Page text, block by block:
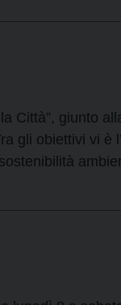
Città”, giunto
gli obiettivi vi è